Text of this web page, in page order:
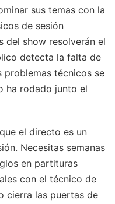
sus temas con la
de sesión
del show resolverán el
detecta la falta de
problemas técnicos se
ha rodado junto el
el directo es un
Necesitas semanas
en partituras
con el técnico de
cierra las puertas de